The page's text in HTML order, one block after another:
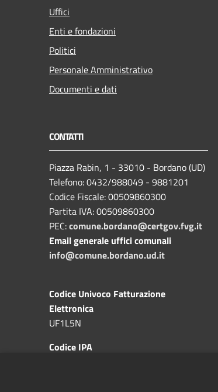
Uffici
Enti e fondazioni
Politici
Personale Amministrativo
Documenti e dati
CONTATTI
Piazza Rabin, 1 - 33010 - Bordano (UD)
Telefono: 0432/988049 - 9881201
Codice Fiscale: 00509860300
Partita IVA: 00509860300
PEC:comune.bordano@certgov.fvg.it
Email generale uffici comunali
info@comune.bordano.ud.it
Codice Univoco Fatturazione
Elettronica
UF1L5N
Codice IPA